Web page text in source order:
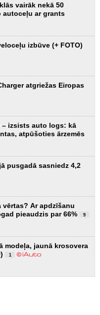
vairāk nekā 50
autoceļu ar grants
izbūve (+ FOTO)
atgriežas Eiropas
izsists auto logs: kā
atpūšoties ārzemēs
pusgadā sasniedz 4,2
vērtas? Ar apdzīšanu
pieaudzis par 66%
9
modeļa, jaunā krosovera
1